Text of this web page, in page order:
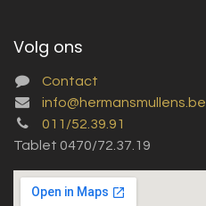
Volg ons
Contact
info@hermansmullens.be
011/52.39.91
Tablet 0470/72.37.19